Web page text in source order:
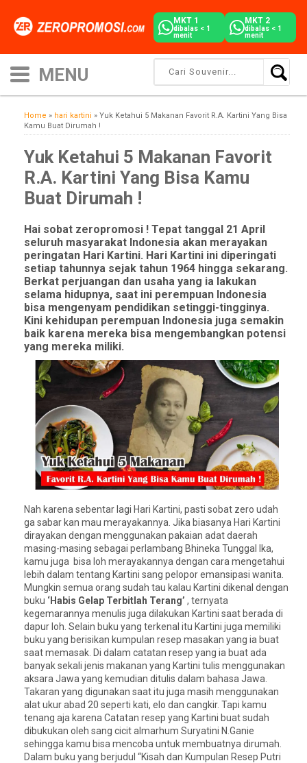
MKT 1
dibalas < 1
menit
MKT 2
dibalas < 1
menit
Home » hari kartini » Yuk Ketahui 5 Makanan Favorit R.A. Kartini Yang Bisa
Kamu Buat Dirumah !
Yuk Ketahui 5 Makanan Favorit
R.A. Kartini Yang Bisa Kamu
Buat Dirumah !
Hai sobat zeropromosi ! Tepat tanggal 21 April
seluruh masyarakat Indonesia akan merayakan
peringatan Hari Kartini. Hari Kartini ini diperingati
setiap tahunnya sejak tahun 1964 hingga sekarang.
Berkat perjuangan dan usaha yang ia lakukan
selama hidupnya, saat ini perempuan Indonesia
bisa mengenyam pendidikan setinggi-tingginya.
Kini kehidupan perempuan Indonesia juga semakin
baik karena mereka bisa mengembangkan potensi
yang mereka miliki.
Nah karena sebentar lagi Hari Kartini, pasti sobat zero udah
ga sabar kan mau merayakannya. Jika biasanya Hari Kartini
dirayakan dengan menggunakan pakaian adat daerah
masing-masing sebagai perlambang Bhineka Tunggal Ika,
kamu juga bisa loh merayakannya dengan cara mengetahui
lebih dalam tentang Kartini sang pelopor emansipasi wanita.
Mungkin semua orang sudah tau kalau Kartini dikenal dengan
buku ‘Habis Gelap Terbitlah Terang’ , ternyata
kegemarannya menulis juga dilakukan Kartini saat berada di
dapur loh. Selain buku yang terkenal itu Kartini juga memiliki
buku yang berisikan kumpulan resep masakan yang ia buat
saat memasak. Di dalam catatan resep yang ia buat ada
banyak sekali jenis makanan yang Kartini tulis menggunakan
aksara Jawa yang kemudian ditulis dalam bahasa Jawa.
Takaran yang digunakan saat itu juga masih menggunakan
alat ukur abad 20 seperti kati, elo dan cangkir. Tapi kamu
tenang aja karena Catatan resep yang Kartini buat sudah
dibukukan oleh sang cicit almarhum Suryatini N.Ganie
sehingga kamu bisa mencoba untuk membuatnya dirumah.
Dalam buku yang berjudul “Kisah dan Kumpulan Resep Putri